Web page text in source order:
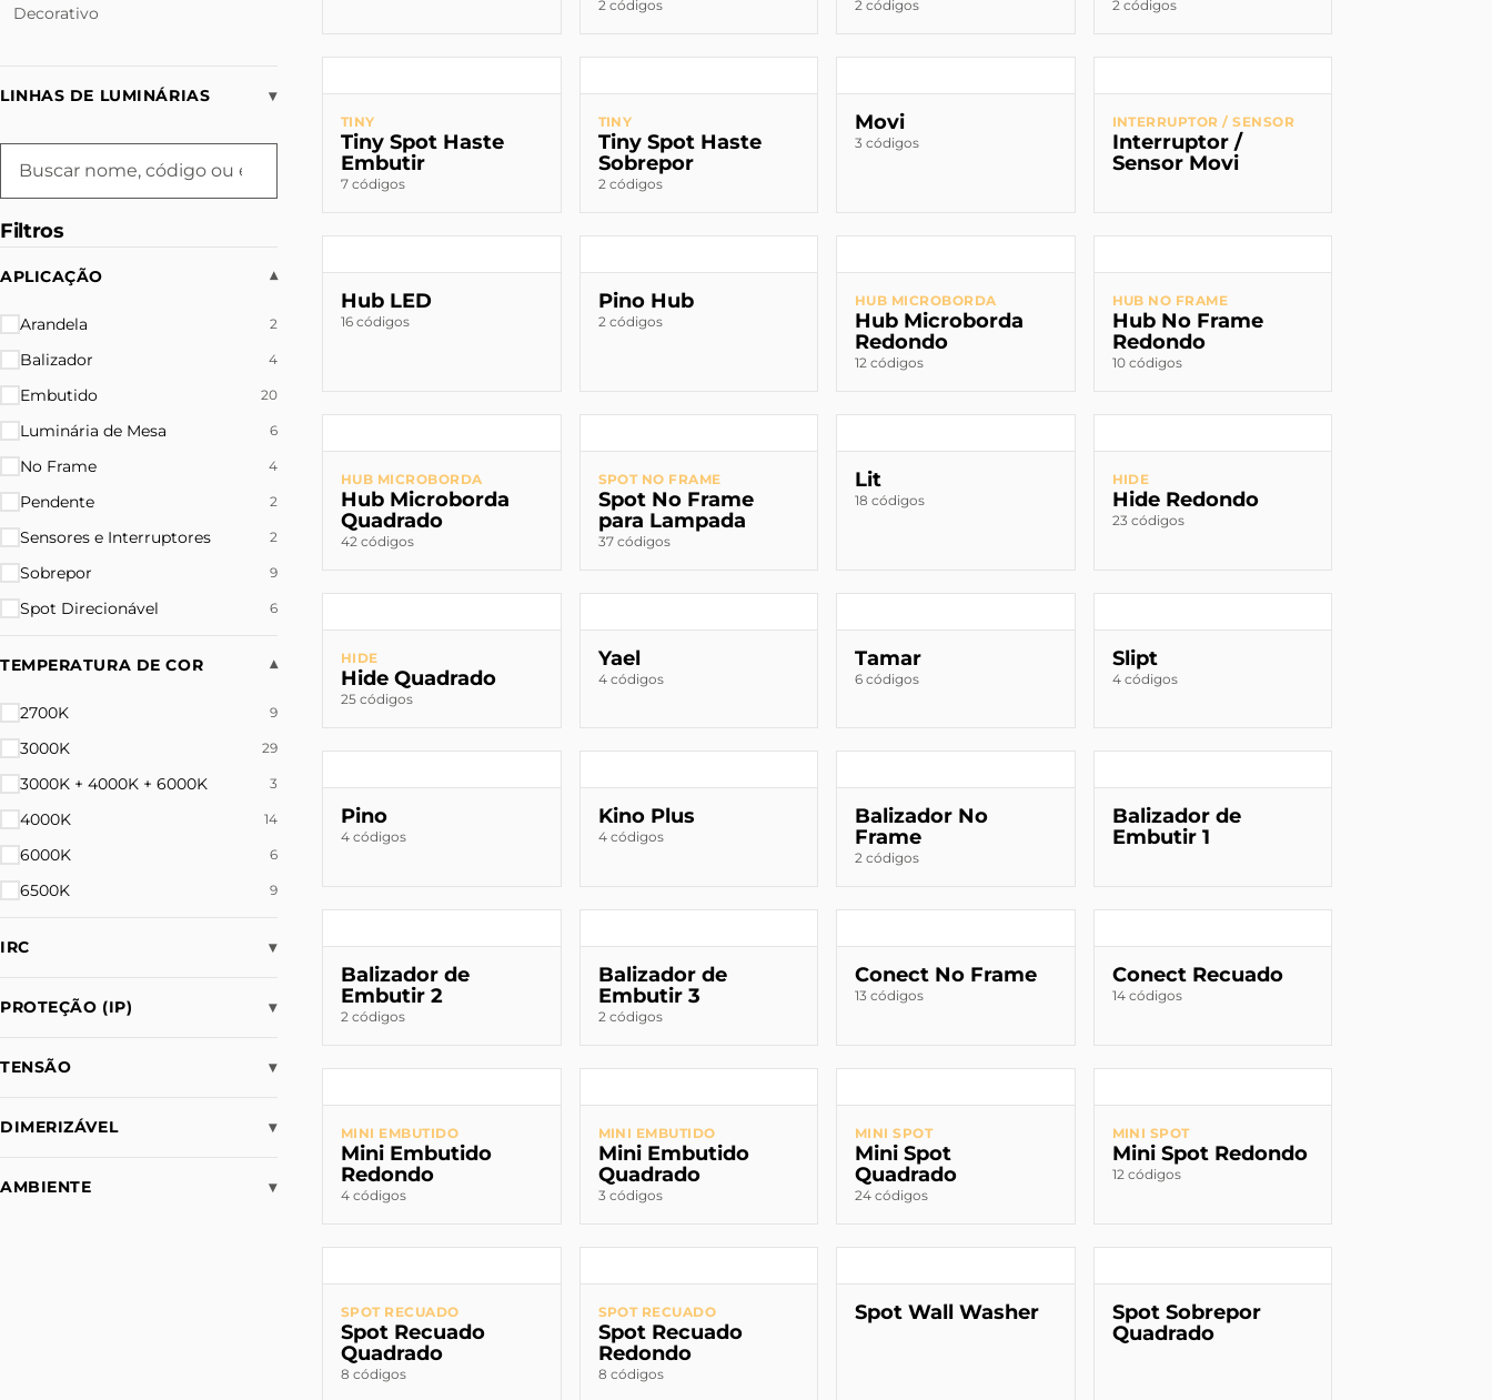
Decorativo
LINHAS DE LUMINÁRIAS ▾
Filtros
APLICAÇÃO ▾
Arandela 2
Balizador 4
Embutido 20
Luminária de Mesa 6
No Frame 4
Pendente 2
Sensores e Interruptores 2
Sobrepor 9
Spot Direcionável 6
TEMPERATURA DE COR ▾
2700K 9
3000K 29
3000K + 4000K + 6000K 3
4000K 14
6000K 6
6500K 9
IRC ▾
PROTEÇÃO (IP) ▾
TENSÃO ▾
DIMERIZÁVEL ▾
AMBIENTE ▾
2 códigos 2 códigos 2 códigos
TINY
Tiny Spot Haste
Embutir
7 códigos
TINY
Tiny Spot Haste
Sobrepor
2 códigos
Movi
3 códigos
INTERRUPTOR / SENSOR
Interruptor /
Sensor Movi
Hub LED
16 códigos
Pino Hub
2 códigos
HUB MICROBORDA
Hub Microborda
Redondo
12 códigos
HUB NO FRAME
Hub No Frame
Redondo
10 códigos
HUB MICROBORDA
Hub Microborda
Quadrado
42 códigos
SPOT NO FRAME
Spot No Frame
para Lampada
37 códigos
Lit
18 códigos
HIDE
Hide Redondo
23 códigos
HIDE
Hide Quadrado
25 códigos
Yael
4 códigos
Tamar
6 códigos
Slipt
4 códigos
Pino
4 códigos
Kino Plus
4 códigos
Balizador No
Frame
2 códigos
Balizador de
Embutir 1
Balizador de
Embutir 2
2 códigos
Balizador de
Embutir 3
2 códigos
Conect No Frame
13 códigos
Conect Recuado
14 códigos
MINI EMBUTIDO
Mini Embutido
Redondo
4 códigos
MINI EMBUTIDO
Mini Embutido
Quadrado
3 códigos
MINI SPOT
Mini Spot
Quadrado
24 códigos
MINI SPOT
Mini Spot Redondo
12 códigos
SPOT RECUADO
Spot Recuado
Quadrado
8 códigos
SPOT RECUADO
Spot Recuado
Redondo
8 códigos
Spot Wall Washer
Spot Sobrepor
Quadrado